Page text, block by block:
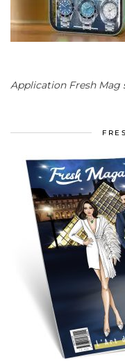
Application Fresh Mag